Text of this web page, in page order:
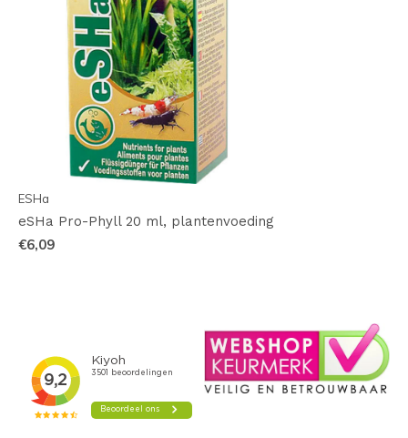
ESHa
eSHa Pro-Phyll 20 ml, plantenvoeding
€6,09